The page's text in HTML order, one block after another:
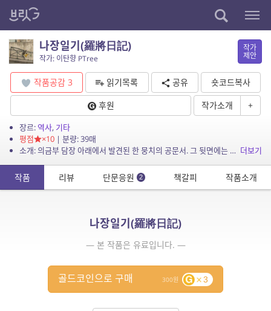
나장일기(羅將日記)
작가: 이탄향 PTree
작가
제안
작품공감 3 읽기목록 공유
숏코드복사
후원
작가소개 +
장르: 역사, 기타
평점
×10| 분량: 39매
소개: 의금부 담장 아래에서 발견된 한 뭉치의 공문서. 그 뒷면에는 이름 없는 나장의 기록이 남아 있었다. 그는 국가의 명을 집행하는 손이었다. 묻지 않았고, 망설이지 않았으며, 기억하지... 더보기
작품 리뷰 단문응원 2 책갈피 작품소개
나장일기(羅將日記)
— 본 작품은 유료입니다. —
300 3
골드코인으로 구매